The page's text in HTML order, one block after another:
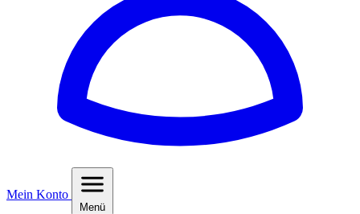
Mein Konto
Menü